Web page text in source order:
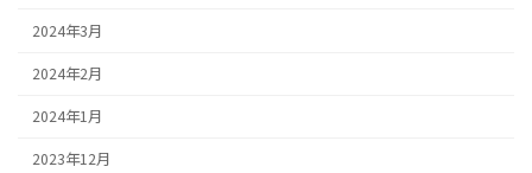
2024年3月
2024年2月
2024年1月
2023年12月